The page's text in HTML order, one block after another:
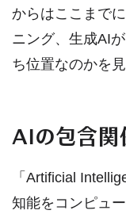
からはここまで
ニング、生成AI
ち位置なのかを
AIの包含関
「Artificial
知能をコンピュ